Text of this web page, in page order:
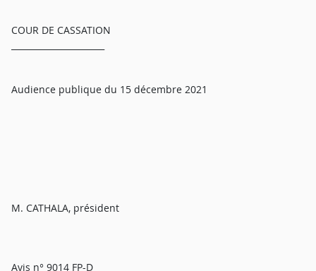
COUR DE CASSATION
Audience publique du 15 décembre 2021
M. CATHALA, président
Avis n° 9014 FP-D